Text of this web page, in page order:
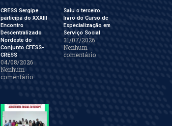
CRESS Sergipe
participa do XXXIII
Encontro
Descentralizado
Nordeste do
Conjunto CFESS-
CRESS
04/08/2026
Nenhum
comentário
Saiu o terceiro
livro do Curso de
Especialização em
Serviço Social
31/07/2026
Nenhum
comentário